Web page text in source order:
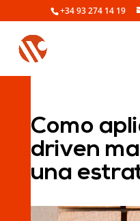
+34 93 274 14 19
Como
driven
una